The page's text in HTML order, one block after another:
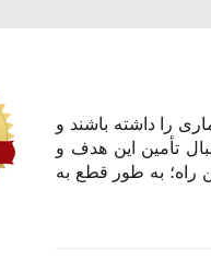
را داشته باشند و
تأمین این هدف و
راه؛ به طور قطع به